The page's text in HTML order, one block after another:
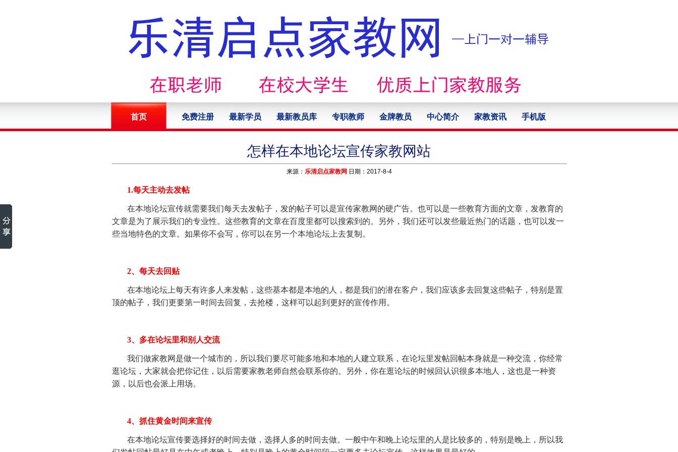
首页 免费注册 最新学员 最新教员库 专职教师 金牌教员 中心简介 家教资讯 手机版
怎样在本地论坛宣传家教网站
来源： 乐清启点家教网 日期：2017-8-4
1.每天主动去发帖
在本地论坛宣传就需要我们每天去发帖子，发的帖子可以是宣传家教网的硬广告。也可以是一些教育方面的文章，发教育的
文章是为了展示我们的专业性。这些教育的文章在百度里都可以搜索到的。另外，我们还可以发些最近热门的话题，也可以发一
些当地特色的文章。如果你不会写，你可以在另一个本地论坛上去复制。
2、每天去回贴
在本地论坛上每天有许多人来发帖，这些基本都是本地的人，都是我们的潜在客户，我们应该多去回复这些帖子，特别是置
顶的帖子，我们更要第一时间去回复，去抢楼，这样可以起到更好的宣传作用。
3、多在论坛里和别人交流
我们做家教网是做一个城市的，所以我们要尽可能多地和本地的人建立联系，在论坛里发帖回帖本身就是一种交流，你经常
逛论坛，大家就会把你记住，以后需要家教老师自然会联系你的。另外，你在逛论坛的时候回认识很多本地人，这也是一种资
源，以后也会派上用场。
4、抓住黄金时间来宣传
在本地论坛宣传要选择好的时间去做，选择人多的时间去做。一般中午和晚上论坛里的人是比较多的，特别是晚上，所以我